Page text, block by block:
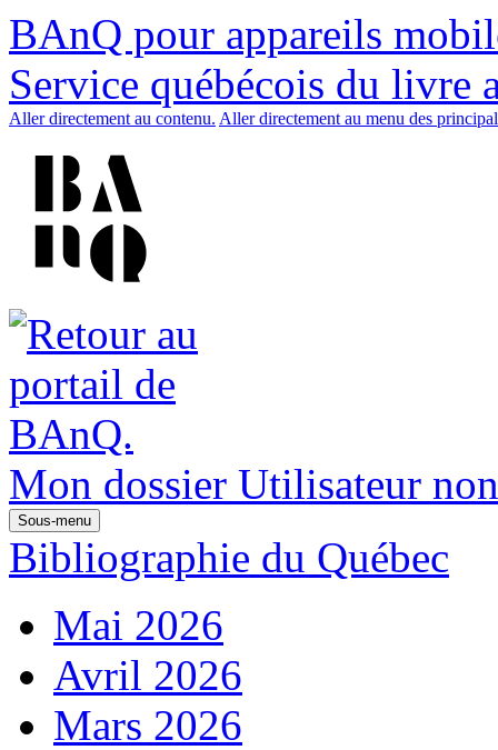
BAnQ pour appareils
Service québécois du livre
Aller directement au contenu. Aller directement au menu des
Mon dossier Utilisateur
Sous-menu
Bibliographie du Québec
Mai 2026
Avril 2026
Mars 2026